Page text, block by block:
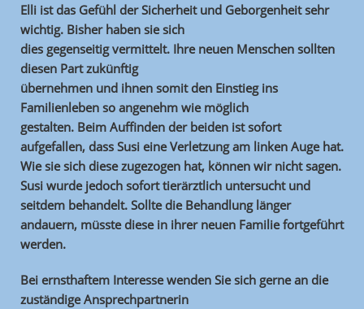
Elli ist das Gefühl der Sicherheit und Geborgenheit sehr
wichtig. Bisher haben sie sich
dies gegenseitig vermittelt. Ihre neuen Menschen sollten
diesen Part zukünftig
übernehmen und ihnen somit den Einstieg ins
Familienleben so angenehm wie möglich
gestalten. Beim Auffinden der beiden ist sofort
aufgefallen, dass Susi eine Verletzung am linken Auge hat.
Wie sie sich diese zugezogen hat, können wir nicht sagen.
Susi wurde jedoch sofort tierärztlich untersucht und
seitdem behandelt. Sollte die Behandlung länger
andauern, müsste diese in ihrer neuen Familie fortgeführt
werden.
Bei ernsthaftem Interesse wenden Sie sich gerne an die
zuständige Ansprechpartnerin